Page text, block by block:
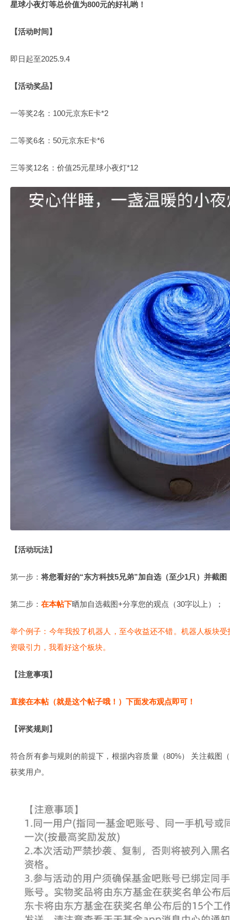
星球小夜灯等总价值为800元的好礼哟！
【活动时间】
即日起至2025.9.4
【活动奖品】
一等奖2名：100元京东E卡*2
二等奖6名：50元京东E卡*6
三等奖12名：价值25元星球小夜灯*12
【活动玩法】
第一步：将您看好的“东方科技5兄弟”加自选（至少1只）并截图
第二步： 在本帖下晒加自选截图+分享您的观点（30字以上）；
举个例子：今年我投了机器人，至今收益还不错。机器人板块
资吸引力，我看好这个板块。
【注意事项】
直接在本帖（就是这个帖子哦！）下面发布观点即可！
【评奖规则】
符合所有参与规则的前提下，根据内容质量（80%） 关注截图
获奖用户。